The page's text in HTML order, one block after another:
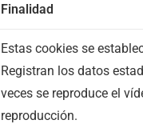
Finalidad
Estas cookies se
Registran los datos
veces se reproduce el
reproducción.